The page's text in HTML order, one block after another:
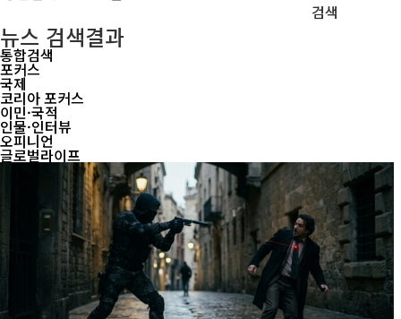
검색
뉴스 검색결과
통합검색
포커스
국제
코리아 포커스
이민·국적
인물·인터뷰
오피니언
글로벌라이프